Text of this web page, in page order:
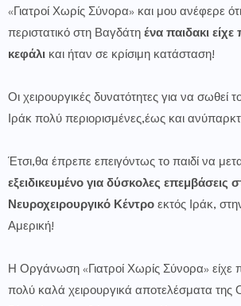
«Γιατροί Χωρίς Σύνορα» και μου ανέφερε
περιστατικό στη Βαγδάτη ένα παιδακι
κεφάλι και ήταν σε κρίσιμη κατάσταση!
Οι χειρουργικές δυνατότητες για να σωθεί
Ιράκ πολύ περιορισμένες,έως και
Έτσι,θα έπρεπε επειγόντως το παιδί να
εξειδικευμένο για δύσκολες επεμβάσεις
Νευροχειρουργικό Κέντρο εκτός Ιράκ,
Αμερική!
Η Οργάνωση «Γιατροί Χωρίς Σύνορα» είχε
πολύ καλά χειρουργικά αποτελέσματα